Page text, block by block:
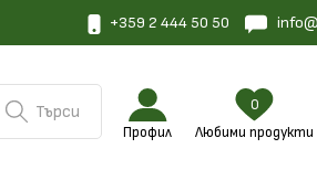
+359 2 444 50 50
Търси
Профил Любими продукти
0